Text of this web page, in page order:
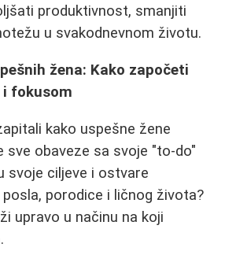
produktivnost, smanjiti
u svakodnevnom životu.
žena: Kako započeti
i fokusom
kako uspešne žene
sve obaveze sa svoje "to-do"
svoje ciljeve i ostvare
porodice i ličnog života?
upravo u načinu na koji